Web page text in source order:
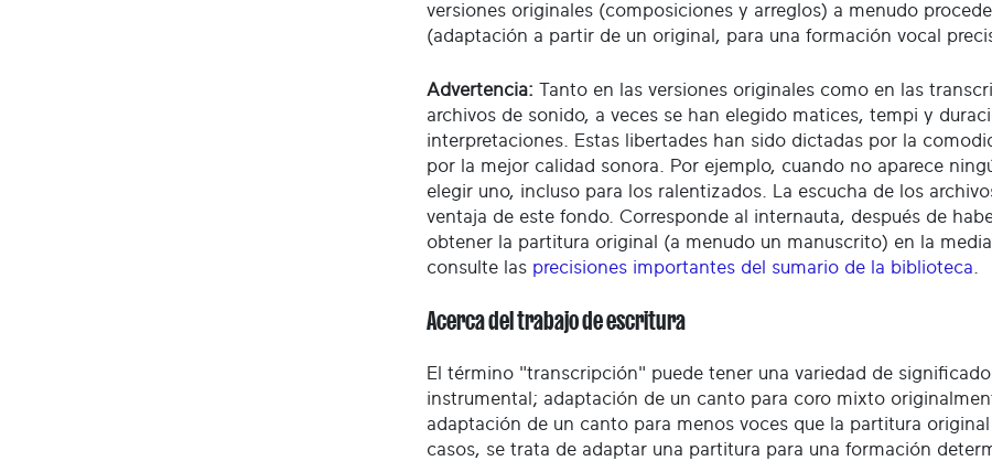
versiones originales (composiciones y arreglos) a menudo
(adaptación a partir de un original, para una formación vocal
Advertencia: Tanto en las versiones originales como en las
archivos de sonido, a veces se han elegido matices, tempi y
interpretaciones. Estas libertades han sido dictadas por la
por la mejor calidad sonora. Por ejemplo, cuando no aparece
elegir uno, incluso para los ralentizados. La escucha de los
ventaja de este fondo. Corresponde al internauta, después de
obtener la partitura original (a menudo un manuscrito) en la
consulte las precisiones importantes del sumario de la biblioteca
Acerca del trabajo de escritura
El término "transcripción" puede tener una variedad de
instrumental; adaptación de un canto para coro mixto
adaptación de un canto para menos voces que la partitura
casos, se trata de adaptar una partitura para una formación